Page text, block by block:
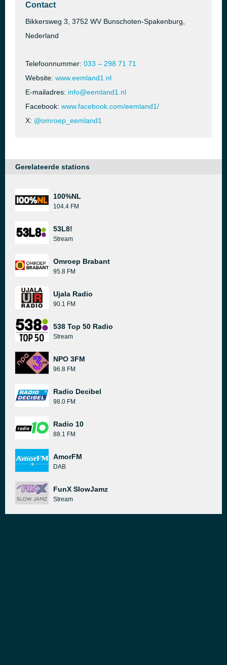
Contact
Bikkersweg 3, 3752 WV Bunschoten-Spakenburg,
Nederland
Telefoonnummer: 033 – 298 71 71
Website: www.eemland1.nl
E-mailadres: info@eemland1.nl
Facebook: www.facebook.com/eemland1/
X: @omroep_eemland1
Gerelateerde stations
100%NL
104.4 FM
53L8!
Stream
Omroep Brabant
95.8 FM
Ujala Radio
90.1 FM
538 Top 50 Radio
Stream
NPO 3FM
96.8 FM
Radio Decibel
98.0 FM
Radio 10
88.1 FM
AmorFM
DAB
FunX SlowJamz
Stream